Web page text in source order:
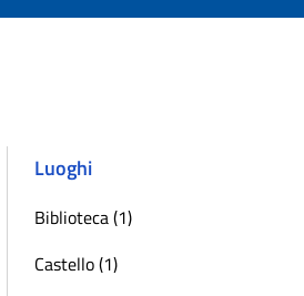
Luoghi
Biblioteca (1)
Castello (1)